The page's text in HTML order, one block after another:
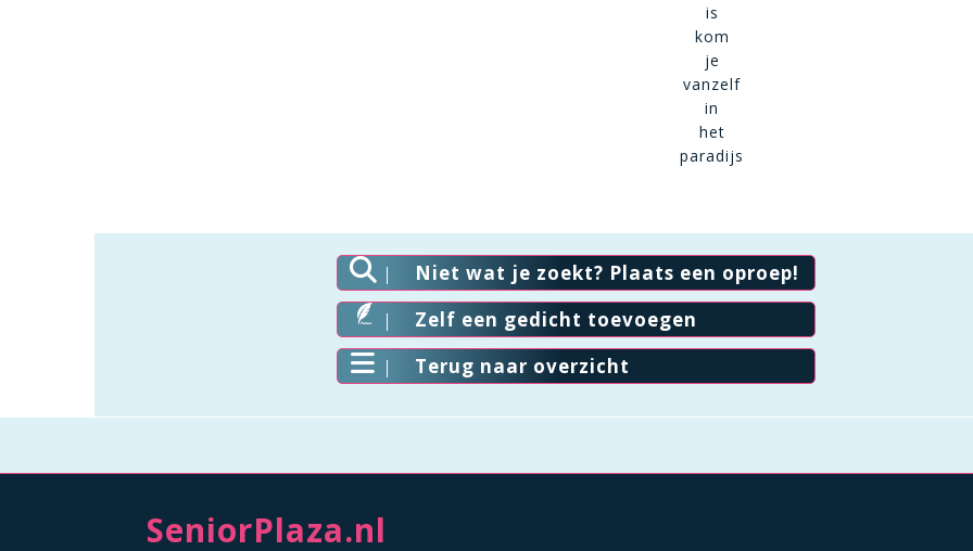
is
kom
je
vanzelf
in
het
paradijs
Niet wat je zoekt? Plaats een oproep!
Zelf een gedicht toevoegen
Terug naar overzicht
SeniorPlaza.nl